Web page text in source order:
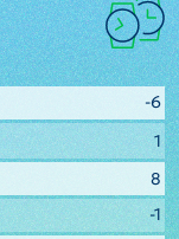
-6
1
8
-1